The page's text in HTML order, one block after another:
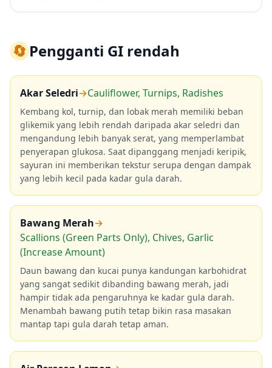
🔄Pengganti GI rendah
Akar Seledri→Cauliflower, Turnips, Radishes
Kembang kol, turnip, dan lobak merah memiliki beban
glikemik yang lebih rendah daripada akar seledri dan
mengandung lebih banyak serat, yang memperlambat
penyerapan glukosa. Saat dipanggang menjadi keripik,
sayuran ini memberikan tekstur serupa dengan dampak
yang lebih kecil pada kadar gula darah.
Bawang Merah→
Scallions (Green Parts Only), Chives, Garlic
(Increase Amount)
Daun bawang dan kucai punya kandungan karbohidrat
yang sangat sedikit dibanding bawang merah, jadi
hampir tidak ada pengaruhnya ke kadar gula darah.
Menambah bawang putih tetap bikin rasa masakan
mantap tapi gula darah tetap aman.